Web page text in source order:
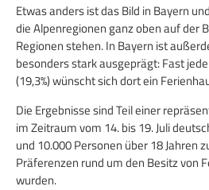
Etwas anders ist das Bild in Bayern
die Alpenregionen ganz oben auf der
Regionen stehen. In Bayern ist
besonders stark ausgeprägt: Fast
(19,3%) wünscht sich dort ein
Die Ergebnisse sind Teil einer
im Zeitraum vom 14. bis 19. Juli
und 10.000 Personen über 18 Jahren
Präferenzen rund um den Besitz von
wurden.